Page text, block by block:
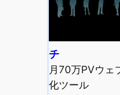
チ
月70万PVウェ
化ツール